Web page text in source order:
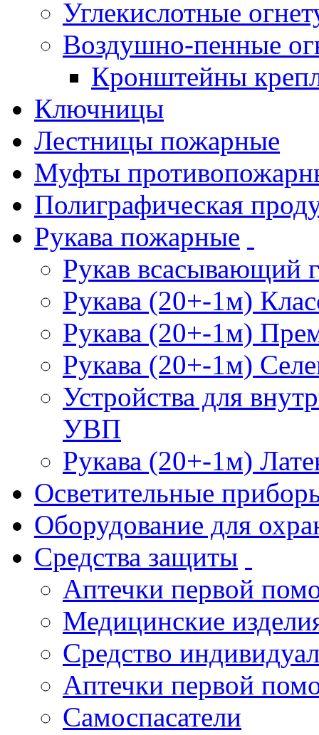
Углекислотные
Воздушно-пенные
Кронштейны
Ключницы
Лестницы пожарные
Муфты
Полиграфическая
Рукава пожарные
Рукав всасывающий
Рукава (20+-1м)
Рукава (20+-1м)
Рукава (20+-1м)
Устройства для
УВП
Рукава (20+-1м)
Осветительные
Оборудование для
Средства защиты
Аптечки первой
Медицинские
Средство
Аптечки первой
Самоспасатели